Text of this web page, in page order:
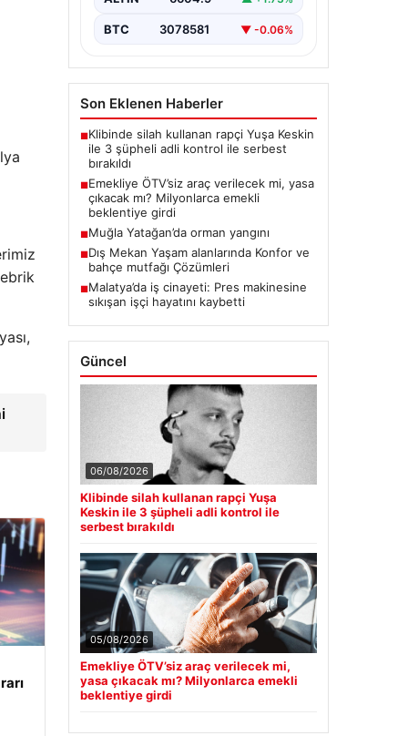
BTC 3078581 ▼ -0.06%
Son Eklenen Haberler
■Klibinde silah kullanan rapçi Yuşa Keskin
ile 3 şüpheli adli kontrol ile serbest
bırakıldı
■Emekliye ÖTV’siz araç verilecek mi, yasa
çıkacak mı? Milyonlarca emekli
beklentiye girdi
■Muğla Yatağan’da orman yangını
■Dış Mekan Yaşam alanlarında Konfor ve
bahçe mutfağı Çözümleri
■Malatya’da iş cinayeti: Pres makinesine
sıkışan işçi hayatını kaybetti
Güncel
06/08/2026
Klibinde silah kullanan rapçi Yuşa
Keskin ile 3 şüpheli adli kontrol ile
serbest bırakıldı
05/08/2026
Emekliye ÖTV’siz araç verilecek mi,
yasa çıkacak mı? Milyonlarca emekli
beklentiye girdi